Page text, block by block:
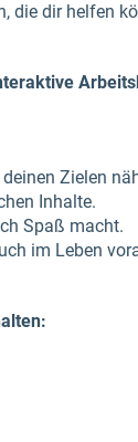
die dir helfen
Zielen
Inhalte.
Spaß macht.
im Leben